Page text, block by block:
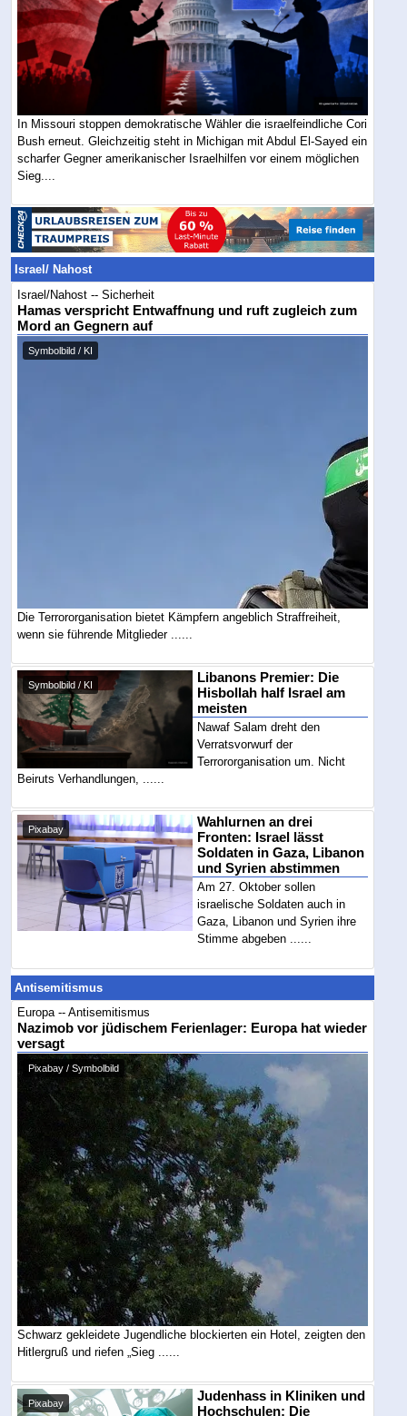
In Missouri stoppen demokratische Wähler die israelfeindliche Cori
Bush erneut. Gleichzeitig steht in Michigan mit Abdul El-Sayed ein
scharfer Gegner amerikanischer Israelhilfen vor einem möglichen
Sieg....
Israel/ Nahost
Israel/Nahost -- Sicherheit
Hamas verspricht Entwaffnung und ruft zugleich zum
Mord an Gegnern auf
Symbolbild / KI
Die Terrororganisation bietet Kämpfern angeblich Straffreiheit,
wenn sie führende Mitglieder ......
Symbolbild / KI
Libanons Premier: Die
Hisbollah half Israel am
meisten
Nawaf Salam dreht den
Verratsvorwurf der
Terrororganisation um. Nicht
Beiruts Verhandlungen, ......
Pixabay
Wahlurnen an drei
Fronten: Israel lässt
Soldaten in Gaza, Libanon
und Syrien abstimmen
Am 27. Oktober sollen
israelische Soldaten auch in
Gaza, Libanon und Syrien ihre
Stimme abgeben ......
Antisemitismus
Europa -- Antisemitismus
Nazimob vor jüdischem Ferienlager: Europa hat wieder
versagt
Pixabay / Symbolbild
Schwarz gekleidete Jugendliche blockierten ein Hotel, zeigten den
Hitlergruß und riefen „Sieg ......
Pixabay
Judenhass in Kliniken und
Hochschulen: Die